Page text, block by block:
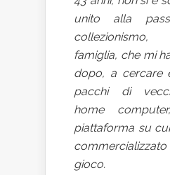
unito alla
famiglia, che mi
dopo, a cercare
pacchi di
home
piattaforma su
gioco.